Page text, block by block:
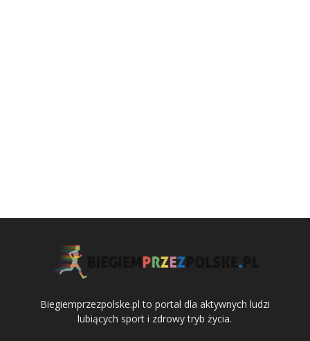
Biegiemprzezpolske.pl to portal dla aktywnych ludzi
lubiących sport i zdrowy tryb życia.